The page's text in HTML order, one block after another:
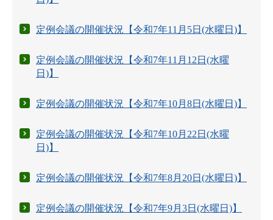
定例会議の開催状況【令和7年11月5日(水曜日)】
定例会議の開催状況【令和7年11月12日(水曜
日)】
定例会議の開催状況【令和7年10月8日(水曜日)】
定例会議の開催状況【令和7年10月22日(水曜
日)】
定例会議の開催状況【令和7年8月20日(水曜日)】
定例会議の開催状況【令和7年9月3日(水曜日)】